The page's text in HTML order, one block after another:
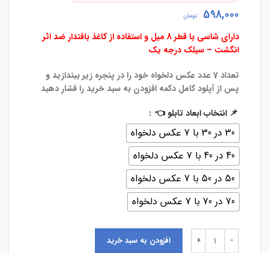
598,000 تومان
دارای شاسی با قطر 8 میل و استفاده از کاغذ بافتدار ضد اثر
انگشت – سیلک درجه یک
تعداد 7 عدد عکس دلخواه خود را در پنجره زیر بیندازید و
پس از آپلود کامل دکمه افزودن به سبد خرید را فشار دهید
📌 انتخاب ابعاد تابلو 👈
30 در 30 با 7 عکس دلخواه
40 در 40 با 7 عکس دلخواه
50 در 50 با 7 عکس دلخواه
70 در 70 با 7 عکس دلخواه
افزودن به سبد خرید